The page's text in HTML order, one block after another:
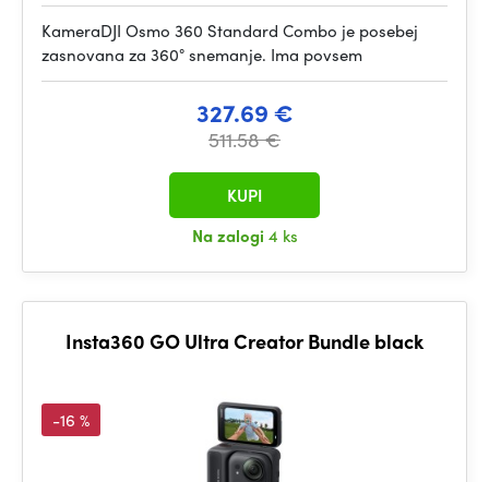
KameraDJI Osmo 360 Standard Combo je posebej
zasnovana za 360° snemanje. Ima povsem
327.69 €
511.58 €
Na zalogi 4 ks
KUPI
Insta360 GO Ultra Creator Bundle black
-16 %